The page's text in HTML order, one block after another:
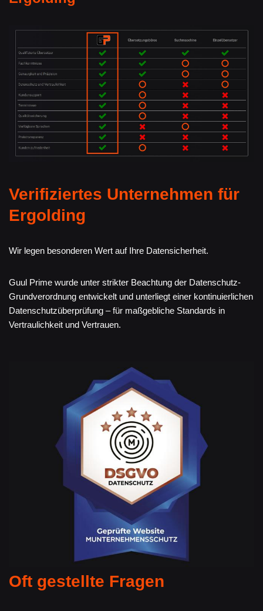
Verifiziertes Unternehmen für
Ergolding
Wir legen besonderen Wert auf Ihre Datensicherheit.
Guul Prime wurde unter strikter Beachtung der Datenschutz-
Grundverordnung entwickelt und unterliegt einer kontinuierlichen
Datenschutzüberprüfung – für maßgebliche Standards in
Vertraulichkeit und Vertrauen.
Oft gestellte Fragen